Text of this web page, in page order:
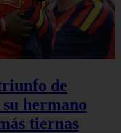
de
hermano
tiernas